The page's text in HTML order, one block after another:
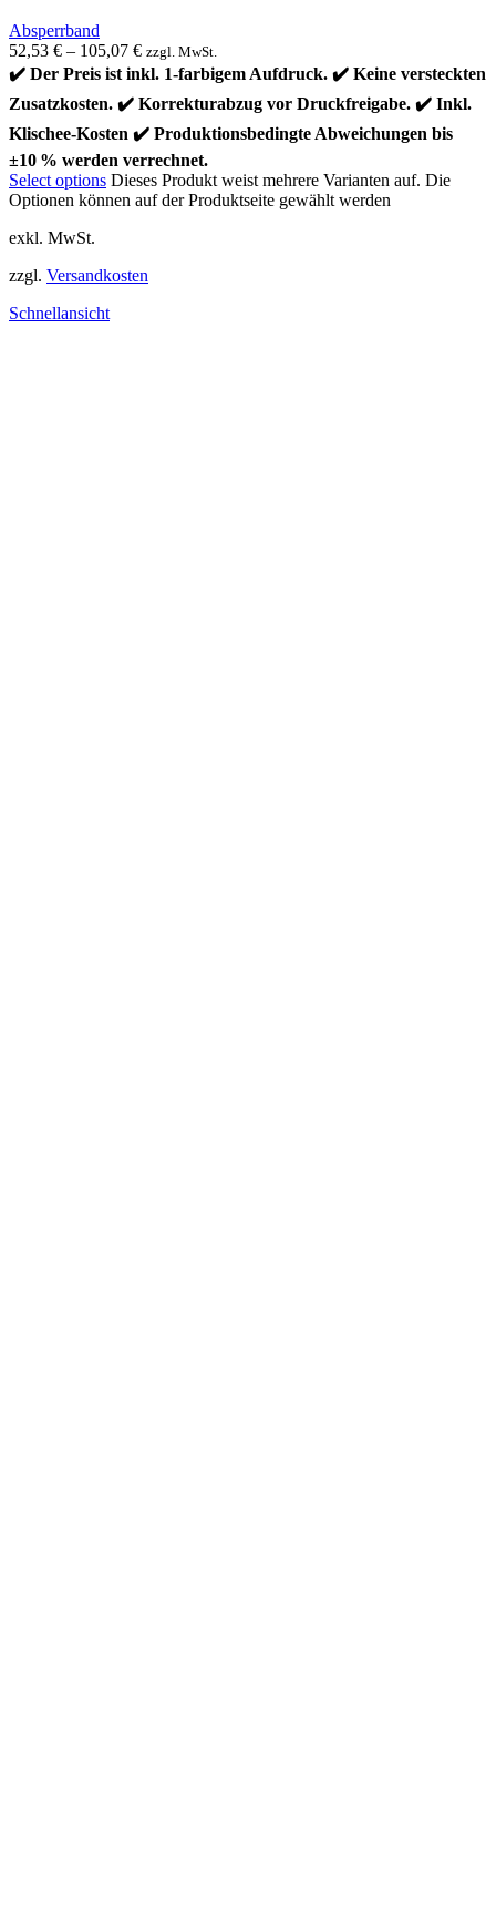
Absperrband
52,53 € – 105,07 € zzgl. MwSt.
✔️ Der Preis ist inkl. 1-farbigem Aufdruck. ✔️ Keine versteckten
Zusatzkosten. ✔️ Korrekturabzug vor Druckfreigabe. ✔️ Inkl.
Klischee-Kosten ✔️ Produktionsbedingte Abweichungen bis
±10 % werden verrechnet.
Select options Dieses Produkt weist mehrere Varianten auf. Die
Optionen können auf der Produktseite gewählt werden
exkl. MwSt.
zzgl. Versandkosten
Schnellansicht